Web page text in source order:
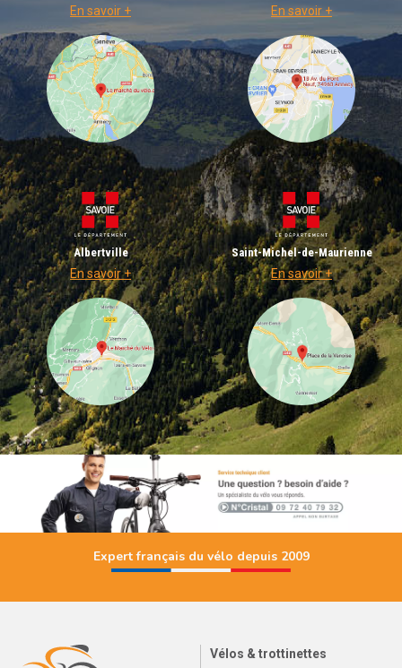
En savoir + En savoir +
Albertville
En savoir +
Saint-Michel-de-Maurienne
En savoir +
Expert français du vélo depuis 2009
Vélos & trottinettes